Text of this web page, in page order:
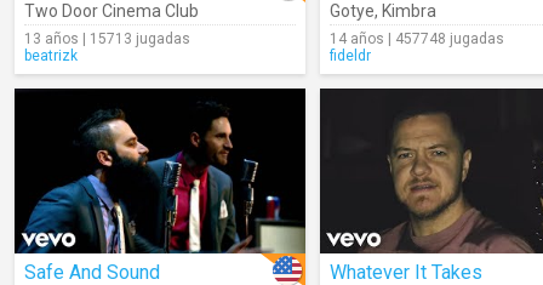
Two Door Cinema Club
13 años | 15713 jugadas
beatrizk
Gotye, Kimbra
14 años | 457748 jugadas
fideldr
Safe And Sound Whatever It Takes